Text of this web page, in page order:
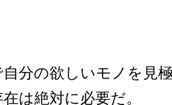
分の欲しいモノを見
は絶対に必要だ。